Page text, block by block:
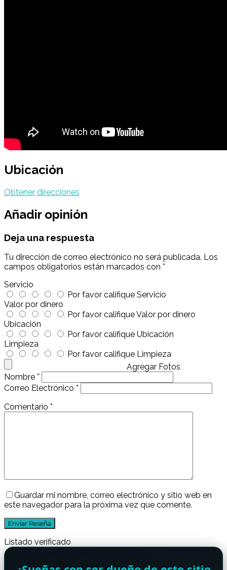
Ubicación
Obtener direcciones
Añadir opinión
Deja una respuesta
Tu dirección de correo electrónico no será publicada. Los
campos obligatorios están marcados con *
Servicio
Por favor califique Servicio
Valor por dinero
Por favor califique Valor por dinero
Ubicación
Por favor califique Ubicación
Limpieza
Por favor califique Limpieza
Agregar Fotos
Nombre *
Correo Electrónico *
Comentario *
Guardar mi nombre, correo electrónico y sitio web en
este navegador para la próxima vez que comente.
Listado verificado